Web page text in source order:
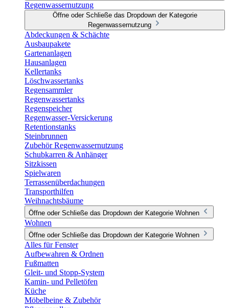
Regenwassernutzung
Öffne oder Schließe das Dropdown der Kategorie
Regenwassernutzung
Abdeckungen & Schächte
Ausbaupakete
Gartenanlagen
Hausanlagen
Kellertanks
Löschwassertanks
Regensammler
Regenwassertanks
Regenspeicher
Regenwasser-Versickerung
Retentionstanks
Steinbrunnen
Zubehör Regenwassernutzung
Schubkarren & Anhänger
Sitzkissen
Spielwaren
Terrassenüberdachungen
Transporthilfen
Weihnachtsbäume
Öffne oder Schließe das Dropdown der Kategorie Wohnen
Wohnen
Öffne oder Schließe das Dropdown der Kategorie Wohnen
Alles für Fenster
Aufbewahren & Ordnen
Fußmatten
Gleit- und Stopp-System
Kamin- und Pelletöfen
Küche
Möbelbeine & Zubehör